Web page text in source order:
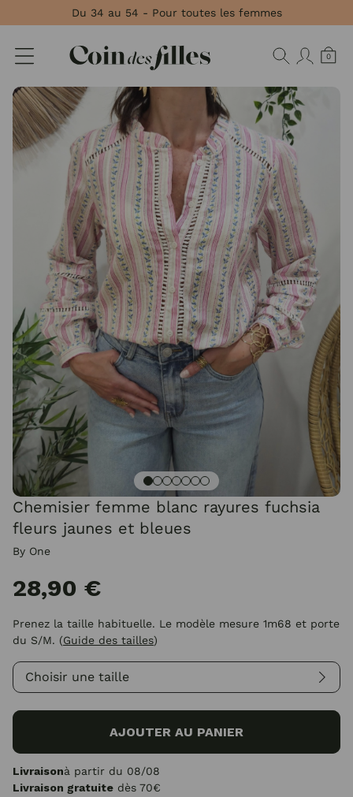
Du 34 au 54 - Pour toutes les femmes
0
Chemisier femme blanc rayures fuchsia
fleurs jaunes et bleues
By One
28,90 €
Prenez la taille habituelle. Le modèle mesure 1m68 et porte
du S/M. (Guide des tailles)
Choisir une taille
AJOUTER AU PANIER
Livraisonà partir du 08/08
Livraison gratuite dès 70€
Panneau de gestion des cookies